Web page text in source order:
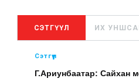
СЭТГҮҮЛ ИХ
Сэтгүүл
Г.Ариунбаатар: Сайхан